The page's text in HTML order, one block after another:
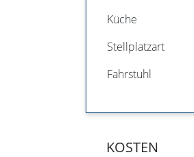
Küche
Stellplatzart
Fahrstuhl
KOSTEN